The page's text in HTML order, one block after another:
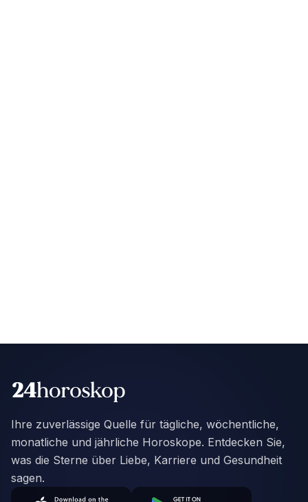
Ihre zuverlässige Quelle für tägliche, wöchentliche,
monatliche und jährliche Horoskope. Entdecken Sie,
was die Sterne über Liebe, Karriere und Gesundheit
sagen.